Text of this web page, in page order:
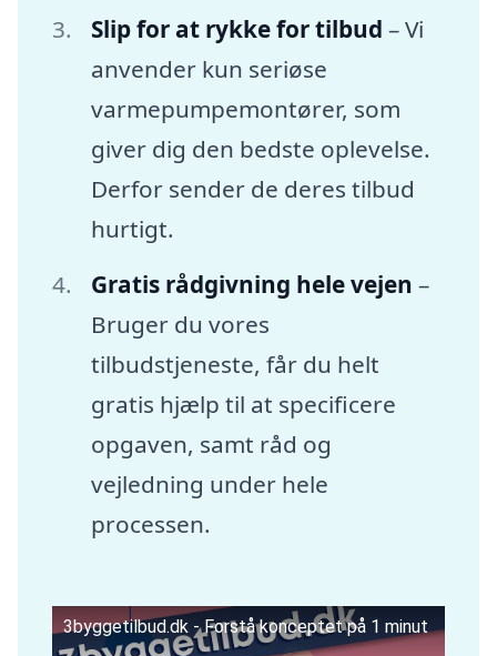
Slip for at rykke for tilbud – Vi
anvender kun seriøse
varmepumpemontører, som
giver dig den bedste oplevelse.
Derfor sender de deres tilbud
hurtigt.
Gratis rådgivning hele vejen –
Bruger du vores
tilbudstjeneste, får du helt
gratis hjælp til at specificere
opgaven, samt råd og
vejledning under hele
processen.
3byggetilbud.dk - Forstå konceptet på 1 minut